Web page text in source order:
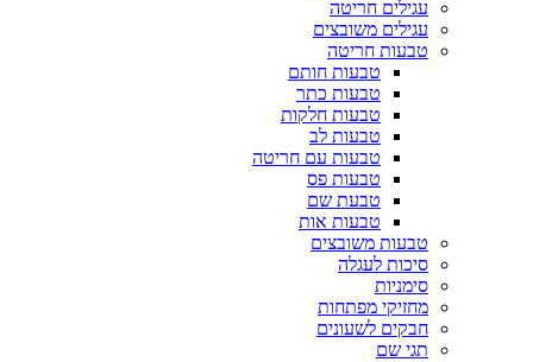
עגילים חריטה
עגילים משובצים
טבעות חריטה
טבעות חותם
טבעות כתר
טבעות חלקות
טבעות לב
טבעות עם חריטה
טבעות פס
טבעת שם
טבעות אות
טבעות משובצים
סיכות לעגלה
סימניות
מחזיקי מפתחות
חבקים לשעונים
תגי שם